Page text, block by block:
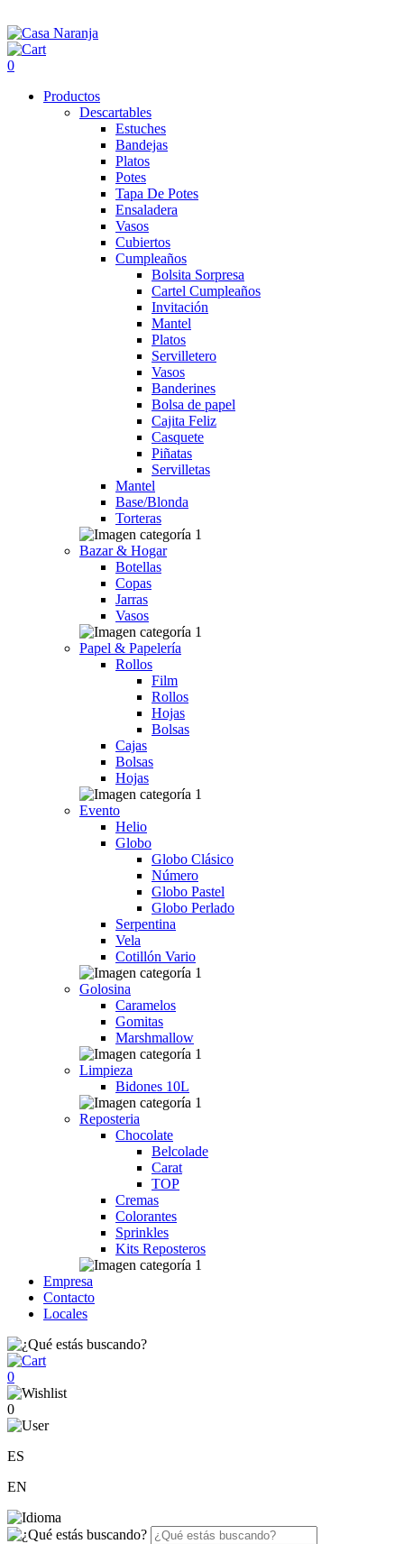
0
Productos
Descartables
Estuches
Bandejas
Platos
Potes
Tapa De Potes
Ensaladera
Vasos
Cubiertos
Cumpleaños
Bolsita Sorpresa
Cartel Cumpleaños
Invitación
Mantel
Platos
Servilletero
Vasos
Banderines
Bolsa de papel
Cajita Feliz
Casquete
Piñatas
Servilletas
Mantel
Base/Blonda
Torteras
Bazar & Hogar
Botellas
Copas
Jarras
Vasos
Papel & Papelería
Rollos
Film
Rollos
Hojas
Bolsas
Cajas
Bolsas
Hojas
Evento
Helio
Globo
Globo Clásico
Número
Globo Pastel
Globo Perlado
Serpentina
Vela
Cotillón Vario
Golosina
Caramelos
Gomitas
Marshmallow
Limpieza
Bidones 10L
Reposteria
Chocolate
Belcolade
Carat
TOP
Cremas
Colorantes
Sprinkles
Kits Reposteros
Empresa
Contacto
Locales
0
0
ES
EN